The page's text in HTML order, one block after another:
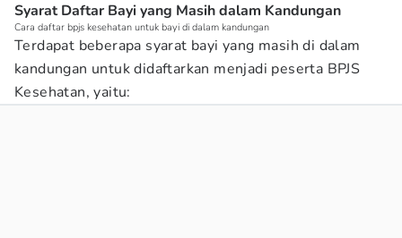
Syarat Daftar Bayi yang Masih dalam Kandungan
Cara daftar bpjs kesehatan untuk bayi di dalam kandungan
Terdapat beberapa syarat bayi yang masih di dalam
kandungan untuk didaftarkan menjadi peserta BPJS
Kesehatan, yaitu: